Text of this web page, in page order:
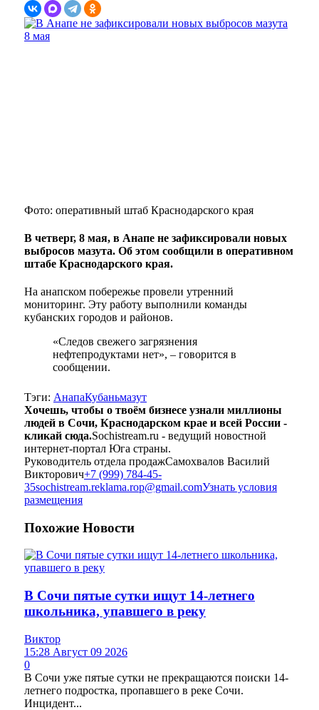
Фото: оперативный штаб Краснодарского края
В четверг, 8 мая, в Анапе не зафиксировали новых
выбросов мазута. Об этом сообщили в оперативном
штабе Краснодарского края.
На анапском побережье провели утренний
мониторинг. Эту работу выполнили команды
кубанских городов и районов.
«Следов свежего загрязнения
нефтепродуктами нет», – говорится в
сообщении.
Тэги: АнапаКубаньмазут
Хочешь, чтобы о твоём бизнесе узнали миллионы
людей в Сочи, Краснодарском крае и всей России -
кликай сюда.Sochistream.ru - ведущий новостной
интернет-портал Юга страны.
Руководитель отдела продажСамохвалов Василий
Викторович+7 (999) 784-45-
35sochistream.reklama.rop@gmail.comУзнать условия
размещения
Похожие Новости
В Сочи пятые сутки ищут 14-летнего
школьника, упавшего в реку
Виктор
15:28 Август 09 2026
0
В Сочи уже пятые сутки не прекращаются поиски 14-
летнего подростка, пропавшего в реке Сочи.
Инцидент...